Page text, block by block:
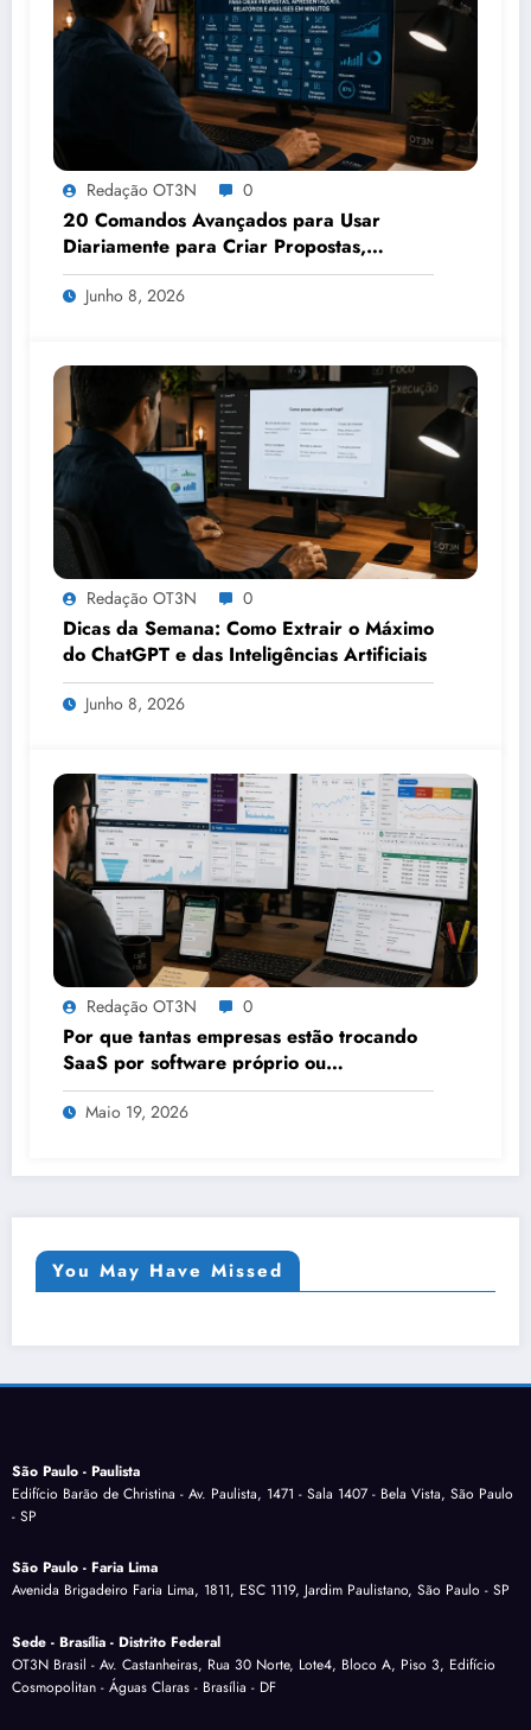
Redação OT3N 0
20 Comandos Avançados para Usar
Diariamente para Criar Propostas,
Apresentações, Relatórios e Análises em
Minutos
Junho 8, 2026
Redação OT3N 0
Dicas da Semana: Como Extrair o Máximo
do ChatGPT e das Inteligências Artificiais
Junho 8, 2026
Redação OT3N 0
Por que tantas empresas estão trocando
SaaS por software próprio ou
plataformas que permitem
customizações?
Maio 19, 2026
You May Have Missed
São Paulo - Paulista
Edifício Barão de Christina - Av. Paulista, 1471 - Sala 1407 - Bela Vista, São Paulo
- SP
São Paulo - Faria Lima
Avenida Brigadeiro Faria Lima, 1811, ESC 1119, Jardim Paulistano, São Paulo - SP
Sede - Brasília - Distrito Federal
OT3N Brasil - Av. Castanheiras, Rua 30 Norte, Lote4, Bloco A, Piso 3, Edifício
Cosmopolitan - Águas Claras - Brasília - DF